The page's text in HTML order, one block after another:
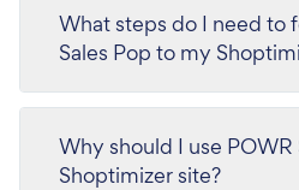
What steps do I need to
Why should I use POWR
Shoptimizer site?